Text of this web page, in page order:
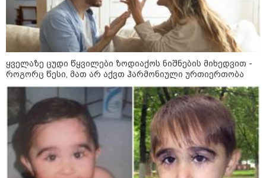
"4 დღე უწყლოდ და უპუროდ გაატარეს,
მათ სიცოცხლე დავუბრუნეთ" - ქართველი
მეზღვაური წერს, რომ 36 მიგრანტი, მათ
შორის, ორსული გოგონა გადაარჩინა
ყველაზე ცუდი წყვილები ზოდიაქოს ნიშნების მიხედვით -
როგორც წესი, მათ არ აქვთ ჰარმონიული ურთიერთობა